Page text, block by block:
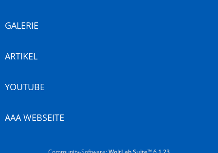
GALERIE
ARTIKEL
YOUTUBE
AAA WEBSEITE